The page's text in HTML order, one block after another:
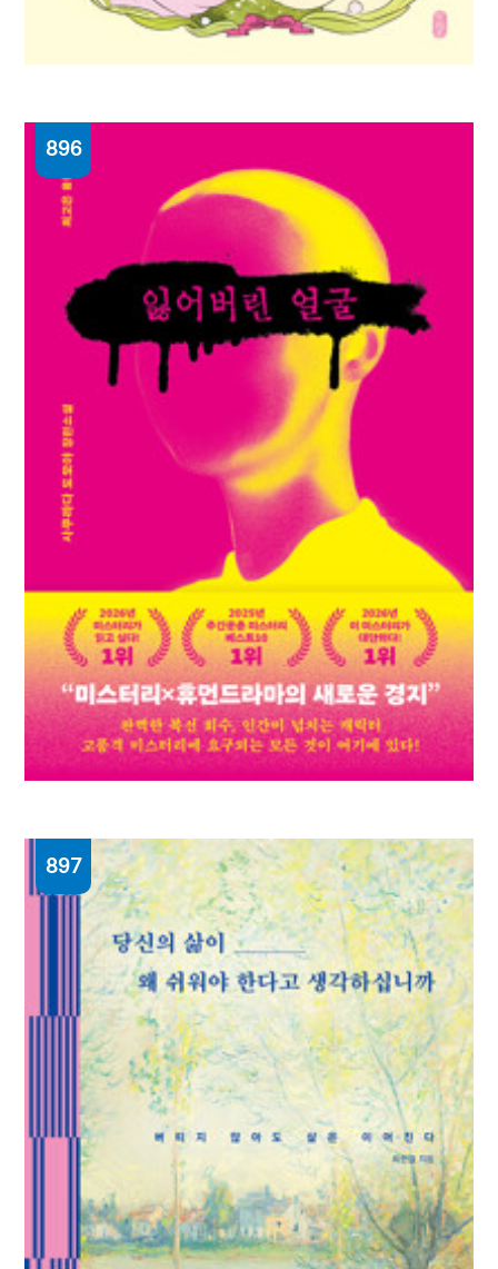
귓속말 친구
조영서 글 ; 우거진 그림
896
잃어버린 얼굴
사쿠라다 도모야 지음 ; 최고은 옮김
897